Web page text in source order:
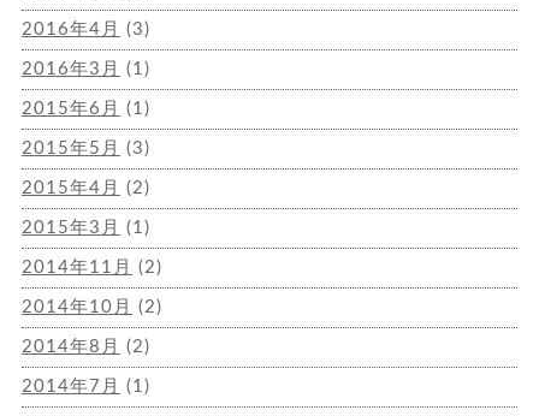
2016年4月 (3)
2016年3月 (1)
2015年6月 (1)
2015年5月 (3)
2015年4月 (2)
2015年3月 (1)
2014年11月 (2)
2014年10月 (2)
2014年8月 (2)
2014年7月 (1)